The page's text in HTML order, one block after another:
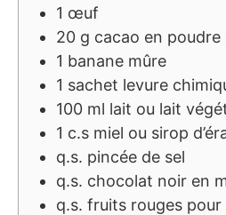
1 œuf
20 g cacao en poudre
1 banane mûre
1 sachet levure
100 ml lait ou lait
1 c.s miel ou sirop
q.s. pincée de sel
q.s. chocolat noir en
q.s. fruits rouges